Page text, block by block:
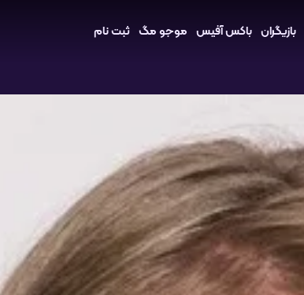
بازیگران باکس آفیس موجو مگ ثبت نام